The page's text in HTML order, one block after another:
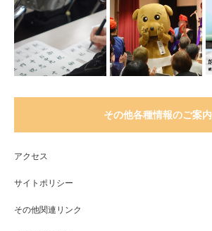
その他各種情報のご案内
アクセス
サイトポリシー
その他関連リンク